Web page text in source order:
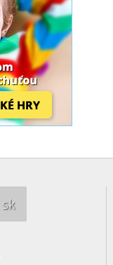
sk